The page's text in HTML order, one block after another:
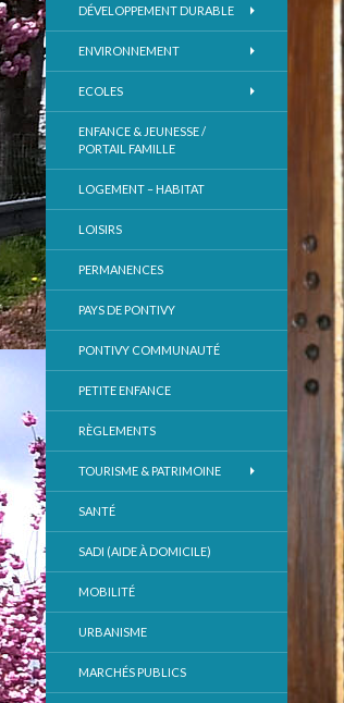
DÉVELOPPEMENT DURABLE
ENVIRONNEMENT
ECOLES
ENFANCE & JEUNESSE /
PORTAIL FAMILLE
LOGEMENT – HABITAT
LOISIRS
PERMANENCES
PAYS DE PONTIVY
PONTIVY COMMUNAUTÉ
PETITE ENFANCE
RÈGLEMENTS
TOURISME & PATRIMOINE
SANTÉ
SADI (AIDE À DOMICILE)
MOBILITÉ
URBANISME
MARCHÉS PUBLICS